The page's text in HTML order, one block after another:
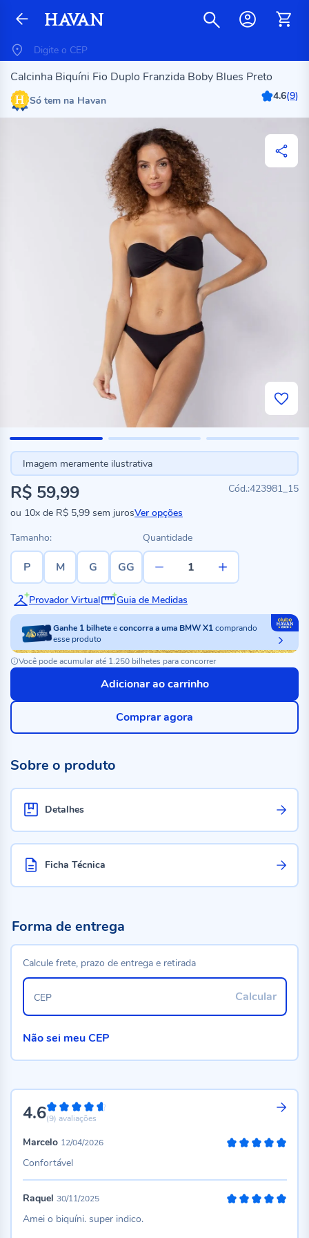
Calcinha Biquíni Fio Duplo Franzida Boby Blues Preto
Só tem na Havan 4.6(9)
Imagem meramente ilustrativa
423981_15
R$ 59,99
ou 10x de R$ 5,99 sem jurosVer opções
Tamanho:
P M G GG
Quantidade
Provador Virtual Guia de Medidas
Ganhe 1bilheteeconcorra a uma BMW X1comprando
esse produto
Você pode acumular até 1.250 bilhetes para concorrer
Adicionar ao carrinho
Comprar agora
Sobre o produto
Detalhes
Ficha Técnica
4.692%
(9) avaliações
Marcelo 12/04/2026
Confortável
Raquel 30/11/2025
Amei o biquíni. super indico.
Forma de entrega
Calcule frete, prazo de entrega e retirada
Calcular
CEP
Não sei meu CEP